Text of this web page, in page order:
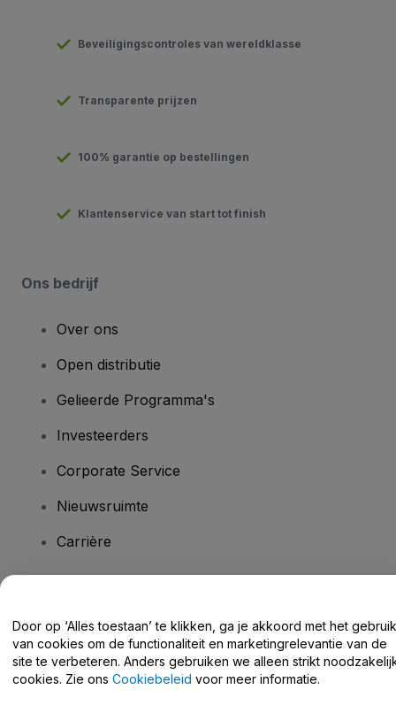
Beveiligingscontroles van wereldklasse
Transparente prijzen
100% garantie op bestellingen
Klantenservice van start tot finish
Ons bedrijf
Over ons
Open distributie
Gelieerde Programma's
Investeerders
Corporate Service
Nieuwsruimte
Carrière
Helpcentrum / Neem Contact Met Ons Op
Door op ‘Alles toestaan’ te klikken, ga je akkoord met het gebruik
van cookies om de functionaliteit en marketingrelevantie van de
site te verbeteren. Anders gebruiken we alleen strikt
cookies. Zie ons Cookiebeleid voor meer informatie.